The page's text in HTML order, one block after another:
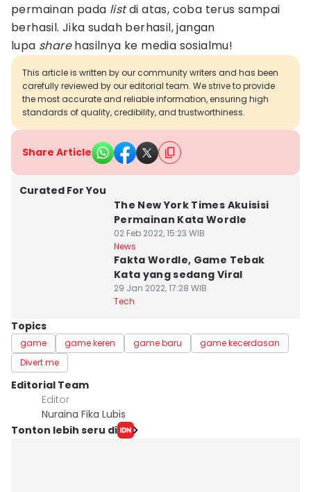
permainan pada listdi atas, coba terus sampai
berhasil. Jika sudah berhasil, jangan
lupa sharehasilnya ke media sosialmu!
This article is written by our community writers and has been
carefully reviewed by our editorial team. We strive to provide
the most accurate and reliable information, ensuring high
standards of quality, credibility, and trustworthiness.
Share Article
Curated For You
The New York Times Akuisisi
Permainan Kata Wordle
02 Feb 2022, 15:23 WIB
News
Fakta Wordle, Game Tebak
Kata yang sedang Viral
29 Jan 2022, 17:28 WIB
Tech
Topics
game game keren game baru
game kecerdasan
Divert me
Editorial Team
Editor
Nuraina Fika Lubis
Tonton lebih seru di